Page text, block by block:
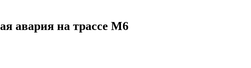
авария на трассе М6